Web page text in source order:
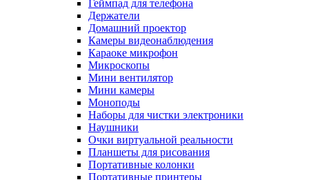
Геймпад для телефона
Держатели
Домашний проектор
Камеры видеонаблюдения
Караоке микрофон
Микроскопы
Мини вентилятор
Мини камеры
Моноподы
Наборы для чистки электроники
Наушники
Очки виртуальной реальности
Планшеты для рисования
Портативные колонки
Портативные принтеры